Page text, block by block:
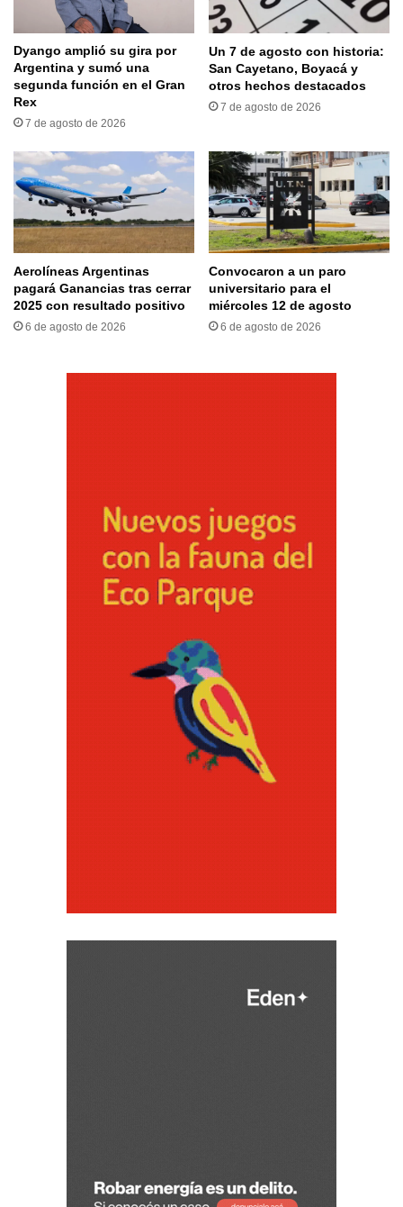
Dyango amplió su gira por
Argentina y sumó una
segunda función en el Gran
Rex
7 de agosto de 2026
Un 7 de agosto con historia:
San Cayetano, Boyacá y
otros hechos destacados
7 de agosto de 2026
Aerolíneas Argentinas
pagará Ganancias tras cerrar
2025 con resultado positivo
6 de agosto de 2026
Convocaron a un paro
universitario para el
miércoles 12 de agosto
6 de agosto de 2026